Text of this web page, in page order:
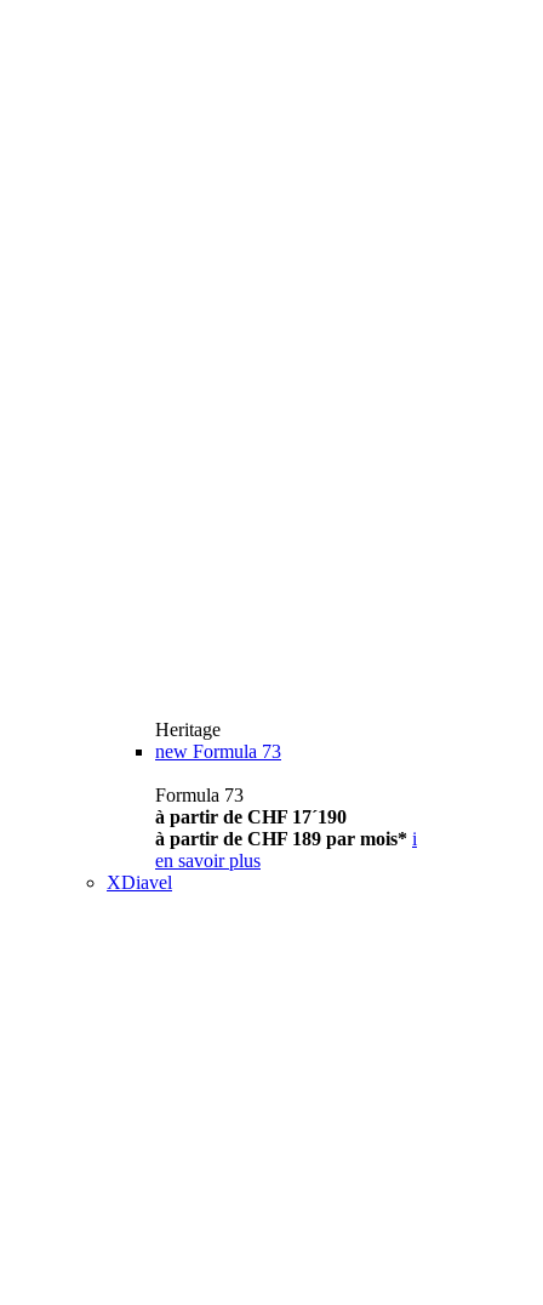
Heritage
new Formula 73
Formula 73
à partir de CHF 17´190
à partir de CHF 189 par mois* i
en savoir plus
XDiavel